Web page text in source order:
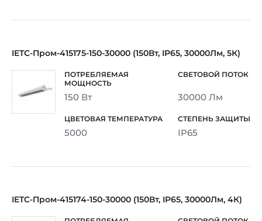
IETC-Пром-415175-150-30000 (150Вт, IP65, 30000Лм, 5К)
150 Вт 30000 Лм
5000 IP65
IETC-Пром-415174-150-30000 (150Вт, IP65, 30000Лм, 4К)